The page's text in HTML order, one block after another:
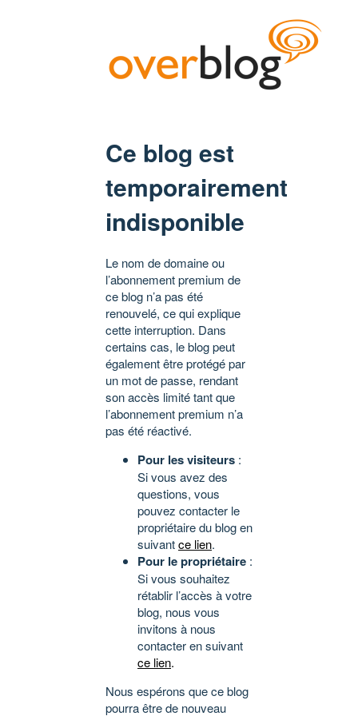
Ce blog est
temporairement
indisponible
Le nom de domaine ou
l’abonnement premium de
ce blog n’a pas été
renouvelé, ce qui explique
cette interruption. Dans
certains cas, le blog peut
également être protégé par
un mot de passe, rendant
son accès limité tant que
l’abonnement premium n’a
pas été réactivé.
Pour les visiteurs :
Si vous avez des
questions, vous
pouvez contacter le
propriétaire du blog en
suivantce lien.
Pour le propriétaire :
Si vous souhaitez
rétablir l’accès à votre
blog, nous vous
invitons à nous
contacter en suivant
ce lien.
Nous espérons que ce blog
pourra être de nouveau